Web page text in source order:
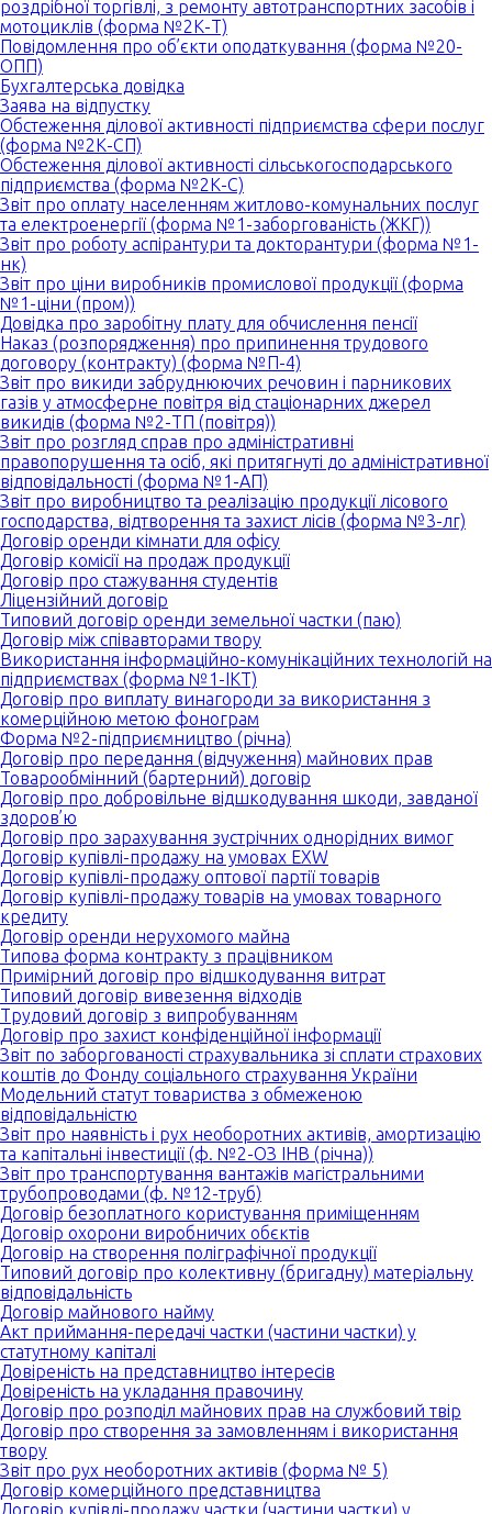
роздрібної торгівлі, з ремонту автотранспортних засобів і
мотоциклів (форма №2К-Т)
Повідомлення про об’єкти оподаткування (форма №20-
ОПП)
Бухгалтерська довідка
Заява на відпустку
Обстеження ділової активності підприємства сфери послуг
(форма №2К-СП)
Обстеження ділової активності сільськогосподарського
підприємства (форма №2К-С)
Звіт про оплату населенням житлово-комунальних послуг
та електроенергії (форма №1-заборгованість (ЖКГ))
Звіт про роботу аспірантури та докторантури (форма №1-
нк)
Звіт про ціни виробників промислової продукції (форма
№1-ціни (пром))
Довідка про заробітну плату для обчислення пенсії
Наказ (розпорядження) про припинення трудового
договору (контракту) (форма №П-4)
Звіт про викиди забруднюючих речовин і парникових
газів у атмосферне повітря від стаціонарних джерел
викидів (форма №2-ТП (повітря))
Звіт про розгляд справ про адміністративні
правопорушення та осіб, які притягнуті до адміністративної
відповідальності (форма №1-АП)
Звіт про виробництво та реалізацію продукції лісового
господарства, відтворення та захист лісів (форма №3-лг)
Договір оренди кімнати для офісу
Договір комісії на продаж продукції
Договір про стажування студентів
Ліцензійний договір
Типовий договір оренди земельної частки (паю)
Договір між співавторами твору
Використання інформаційно-комунікаційних технологій на
підприємствах (форма №1-ІКТ)
Договір про виплату винагороди за використання з
комерційною метою фонограм
Форма №2-підприємництво (річна)
Договір про передання (відчуження) майнових прав
Товарообмінний (бартерний) договір
Договір про добровільне відшкодування шкоди, завданої
здоров’ю
Договір про зарахування зустрічних однорідних вимог
Договір купівлі-продажу на умовах EXW
Договір купівлі-продажу оптової партії товарів
Договір купівлі-продажу товарів на умовах товарного
кредиту
Договір оренди нерухомого майна
Типова форма контракту з працівником
Примірний договір про відшкодування витрат
Типовий договір вивезення відходів
Трудовий договір з випробуванням
Договір про захист конфіденційної інформації
Звіт по заборгованості страхувальника зі сплати страхових
коштів до Фонду соціального страхування України
Модельний статут товариства з обмеженою
відповідальністю
Звіт про наявність і рух необоротних активів, амортизацію
та капітальні інвестиції (ф. №2-ОЗ ІНВ (річна))
Звіт про транспортування вантажів магістральними
трубопроводами (ф. №12-труб)
Договір безоплатного користування приміщенням
Договір охорони виробничих обєктів
Договір на створення поліграфічної продукції
Типовий договір про колективну (бригадну) матеріальну
відповідальність
Договір майнового найму
Акт приймання-передачі частки (частини частки) у
статутному капіталі
Довіреність на представництво інтересів
Довіреність на укладання правочину
Договір про розподіл майнових прав на службовий твір
Договір про створення за замовленням і використання
твору
Звіт про рух необоротних активів (форма № 5)
Договір комерційного представництва
Договір купівлі-продажу частки (частини частки) у